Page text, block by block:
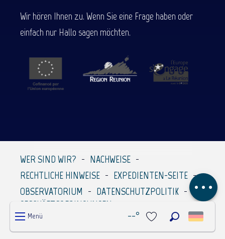
Menü --°
Voir les favoris
Beschreibung
Kommentare
Wir hören Ihnen zu. Wenn Sie eine Frage haben oder
einfach nur Hallo sagen möchten.
WER SIND WIR?
NACHWEISE
RECHTLICHE HINWEISE
EXPEDIENTEN-SEITE
OBSERVATORIUM
DATENSCHUTZPOLITIK
GESCHÄFTSBEDINGUNGEN